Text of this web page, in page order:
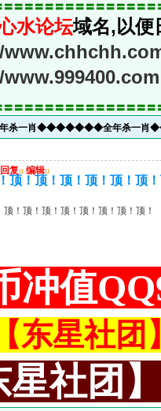
〓〓〓〓〓〓〓〓〓〓〓〓〓〓
水论坛域名,以便
〓〓〓〓〓〓〓〓〓〓〓〓〓〓
年杀一肖◆◆◆◆◆◆◆全年杀一
回复u 编辑u
顶！顶！顶！顶！顶！顶
顶！顶！顶！顶！顶！顶！顶！顶！
冲值
【东星社
星社团